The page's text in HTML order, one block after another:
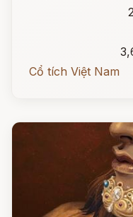
Cổ tích Việt Nam